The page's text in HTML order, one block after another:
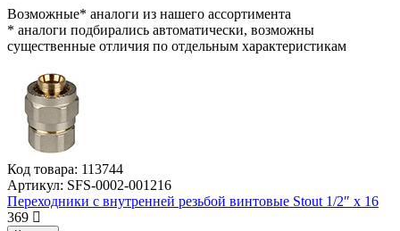
Возможные* аналоги из нашего ассортимента
* аналоги подбирались автоматически, возможны
существенные отличия по отдельным характеристикам
Код товара: 113744
Артикул: SFS-0002-001216
Переходники с внутренней резьбой винтовые Stout 1/2″ x 16
369